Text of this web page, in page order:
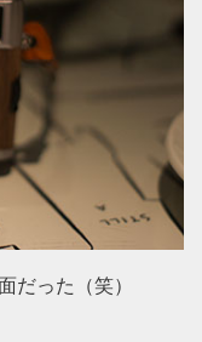
だった（笑）